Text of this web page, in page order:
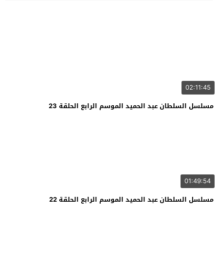
02:11:45
مسلسل السلطان عبد الحميد الموسم الرابع الحلقة 23
01:49:54
مسلسل السلطان عبد الحميد الموسم الرابع الحلقة 22